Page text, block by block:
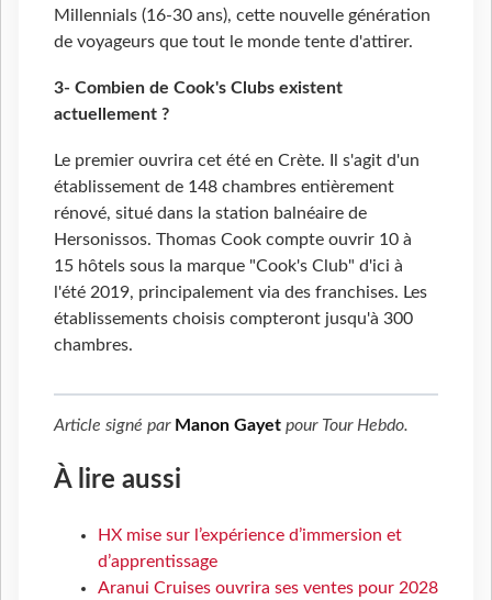
Millennials (16-30 ans), cette nouvelle génération
de voyageurs que tout le monde tente d'attirer.
3- Combien de Cook's Clubs existent
actuellement ?
Le premier ouvrira cet été en Crète. Il s'agit d'un
établissement de 148 chambres entièrement
rénové, situé dans la station balnéaire de
Hersonissos. Thomas Cook compte ouvrir 10 à
15 hôtels sous la marque "Cook's Club" d'ici à
l'été 2019, principalement via des franchises. Les
établissements choisis compteront jusqu'à 300
chambres.
Article signé par Manon Gayet pour Tour Hebdo.
À lire aussi
HX mise sur l’expérience d’immersion et
d’apprentissage
Aranui Cruises ouvrira ses ventes pour 2028